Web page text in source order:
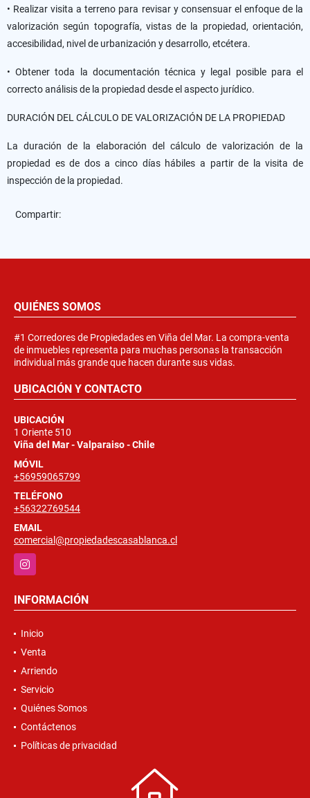
• Realizar visita a terreno para revisar y consensuar el enfoque de la
valorización según topografía, vistas de la propiedad, orientación,
accesibilidad, nivel de urbanización y desarrollo, etcétera.
• Obtener toda la documentación técnica y legal posible para el
correcto análisis de la propiedad desde el aspecto jurídico.
DURACIÓN DEL CÁLCULO DE VALORIZACIÓN DE LA PROPIEDAD
La duración de la elaboración del cálculo de valorización de la
propiedad es de dos a cinco días hábiles a partir de la visita de
inspección de la propiedad.
Compartir:
QUIÉNES SOMOS
#1 Corredores de Propiedades en Viña del Mar. La compra-venta
de inmuebles representa para muchas personas la transacción
individual más grande que hacen durante sus vidas.
UBICACIÓN Y CONTACTO
UBICACIÓN
1 Oriente 510
Viña del Mar - Valparaiso - Chile
MÓVIL
+56959065799
TELÉFONO
+56322769544
EMAIL
comercial@propiedadescasablanca.cl
Instagram
INFORMACIÓN
Inicio
Venta
Arriendo
Servicio
Quiénes Somos
Contáctenos
Políticas de privacidad